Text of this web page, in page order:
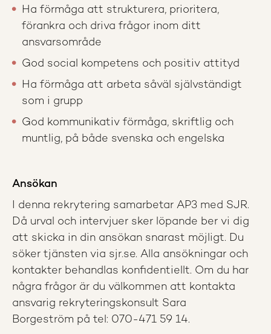
Ha förmåga att strukturera, prioritera,
förankra och driva frågor inom ditt
ansvarsområde
God social kompetens och positiv attityd
Ha förmåga att arbeta såväl självständigt
som i grupp
God kommunikativ förmåga, skriftlig och
muntlig, på både svenska och engelska
Ansökan
I denna rekrytering samarbetar AP3 med SJR.
Då urval och intervjuer sker löpande ber vi dig
att skicka in din ansökan snarast möjligt. Du
söker tjänsten via sjr.se. Alla ansökningar och
kontakter behandlas konfidentiellt. Om du har
några frågor är du välkommen att kontakta
ansvarig rekryteringskonsult Sara
Borgeström på tel: 070-471 59 14.